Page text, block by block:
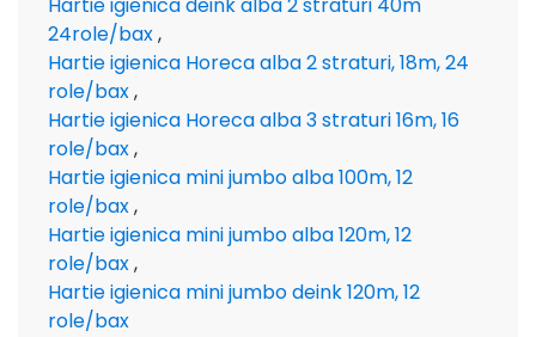
Hartie igienica deink alba 2 straturi 40m
24role/bax,
Hartie igienica Horeca alba 2 straturi, 18m, 24
role/bax,
Hartie igienica Horeca alba 3 straturi 16m, 16
role/bax,
Hartie igienica mini jumbo alba 100m, 12
role/bax,
Hartie igienica mini jumbo alba 120m, 12
role/bax,
Hartie igienica mini jumbo deink 120m, 12
role/bax